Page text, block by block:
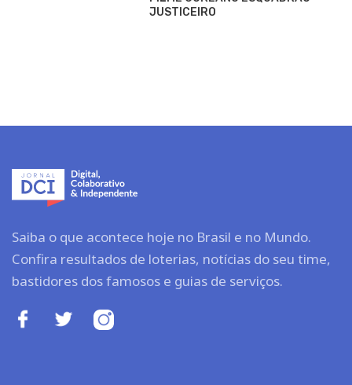
JUSTICEIRO
Saiba o que acontece hoje no Brasil e no Mundo.
Confira resultados de loterias, notícias do seu time,
bastidores dos famosos e guias de serviços.